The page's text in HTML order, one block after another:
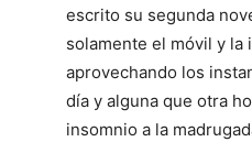
escrito su segunda
solamente el móvil y la
aprovechando los
día y alguna que otra
insomnio a la